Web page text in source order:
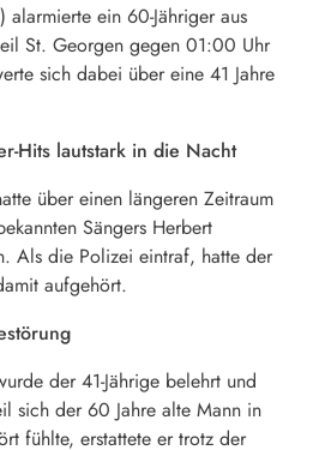
ein 60-Jähriger aus
St. Georgen gegen 01:00 Uhr
sich dabei über eine 41 Jahre
Hits lautstark in die Nacht
über einen längeren Zeitraum
Sängers Herbert
Als die Polizei eintraf, hatte der
aufgehört.
der 41-Jährige belehrt und
sich der 60 Jahre alte Mann in
fühlte, erstattete er trotz der